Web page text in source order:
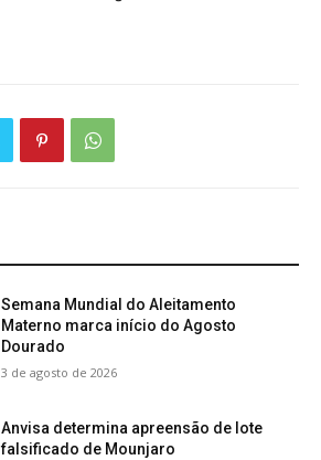
Semana Mundial do Aleitamento
Materno marca início do Agosto
Dourado
3 de agosto de 2026
Anvisa determina apreensão de lote
falsificado de Mounjaro